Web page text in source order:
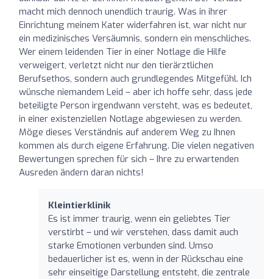
macht mich dennoch unendlich traurig. Was in ihrer
Einrichtung meinem Kater widerfahren ist, war nicht nur
ein medizinisches Versäumnis, sondern ein menschliches.
Wer einem leidenden Tier in einer Notlage die Hilfe
verweigert, verletzt nicht nur den tierärztlichen
Berufsethos, sondern auch grundlegendes Mitgefühl. Ich
wünsche niemandem Leid – aber ich hoffe sehr, dass jede
beteiligte Person irgendwann versteht, was es bedeutet,
in einer existenziellen Notlage abgewiesen zu werden.
Möge dieses Verständnis auf anderem Weg zu Ihnen
kommen als durch eigene Erfahrung. Die vielen negativen
Bewertungen sprechen für sich – Ihre zu erwartenden
Ausreden ändern daran nichts!
Kleintierklinik
Es ist immer traurig, wenn ein geliebtes Tier
verstirbt – und wir verstehen, dass damit auch
starke Emotionen verbunden sind. Umso
bedauerlicher ist es, wenn in der Rückschau eine
sehr einseitige Darstellung entsteht, die zentrale